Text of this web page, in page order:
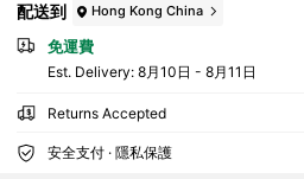
配送到 Hong Kong China
免運費
​Est. Delivery: 8月10日 - 8月11日
Returns Accepted
安全支付 · 隱私保護